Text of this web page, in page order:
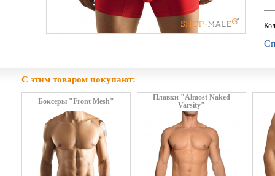
С этим товаром покупают:
Боксеры "Front Mesh"
Плавки "Almost Naked
Varsity"